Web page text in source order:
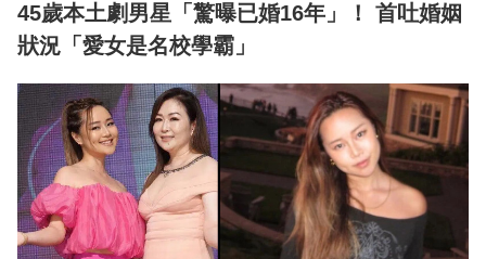
45歲本土劇男星「驚曝已婚16年」！ 首吐婚姻
狀況「愛女是名校學霸」